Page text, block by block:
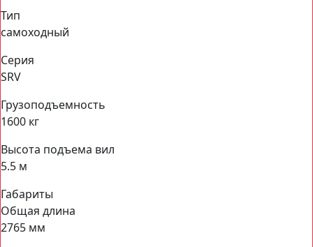
Тип
самоходный
Серия
SRV
Грузоподъемность
1600 кг
Высота подъема вил
5.5 м
Габариты
Общая длина
2765 мм